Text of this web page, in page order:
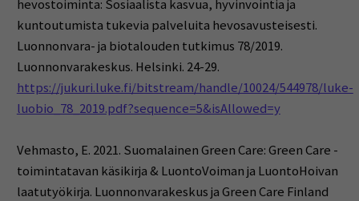
hevostoiminta: Sosiaalista kasvua, hyvinvointia ja
kuntoutumista tukevia palveluita hevosavusteisesti.
Luonnonvara- ja biotalouden tutkimus 78/2019.
Luonnonvarakeskus. Helsinki. 24-29.
https://jukuri.luke.fi/bitstream/handle/10024/544978/luke-
luobio_78_2019.pdf?sequence=5&isAllowed=y
Vehmasto, E. 2021. Suomalainen Green Care: Green Care -
toimintatavan käsikirja & LuontoVoiman ja LuontoHoivan
laatutyökirja. Luonnonvarakeskus ja Green Care Finland